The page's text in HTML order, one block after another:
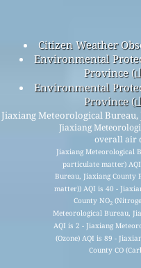
Citizen Weather
Environmental
Province (
Environmental
Province (
Jiaxiang Meteorological
Jiaxiang
overall air
Jiaxiang Meteorological
particulate matter)
Bureau, Jiaxiang County
matter)) AQI is 40 -
County NO2
Meteorological Bureau,
AQI is 2 - Jiaxiang
(Ozone) AQI is 89 -
County CO